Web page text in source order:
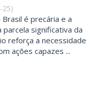
25)
é precária e a
significativa da
reforça a necessidade
ações capazes ...